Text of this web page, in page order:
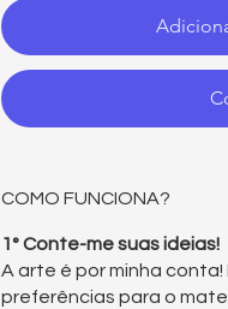
COMO FUNCIONA?
1° Conte-me suas ideias!
A arte é por minha
preferências para o